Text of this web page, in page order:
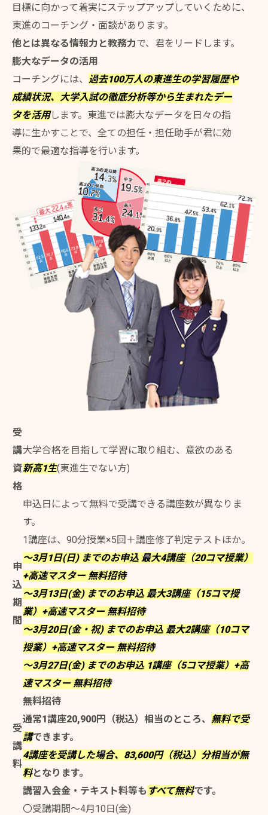
目標に向かって着実にステップアップしていくために、
東進のコーチング・面談があります。
他とは異なる情報力と教務力で、君をリードします。
膨大なデータの活用
コーチングには、 過去100万人の東進生の学習履歴や
成績状況、大学入試の徹底分析等から生まれたデー
タを活用します。東進では膨大なデータを日々の指
導に生かすことで、全ての担任・担任助手が君に効
果的で最適な指導を行います。
受
講
資
格
大学合格を目指して学習に取り組む、意欲のある
新高1生(東進生でない方)
申
込
期
間
申込日によって無料で受講できる講座数が異なりま
す。
1講座は、90分授業×5回＋講座修了判定テストほか。
～3月1日(日) までのお申込 最大4講座（20コマ授業）
+高速マスター 無料招待
～3月13日(金) までのお申込 最大3講座（15コマ授
業）+高速マスター 無料招待
～3月20日(金・祝) までのお申込 最大2講座（10コマ
授業）+高速マスター 無料招待
～3月27日(金) までのお申込 1講座（5コマ授業）+高
速マスター 無料招待
受
講
料
無料招待
通常1講座20,900円（税込）相当のところ、 無料で受
講できます。
4講座を受講した場合、83,600円（税込）分相当が無
料となります。
講習入会金・テキスト料等も すべて無料です。
〇受講期間～4月10日(金)
お問い合わせはこちら